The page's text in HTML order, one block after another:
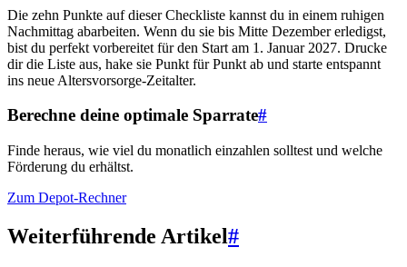
Die zehn Punkte auf dieser Checkliste kannst du in einem ruhigen
Nachmittag abarbeiten. Wenn du sie bis Mitte Dezember erledigst,
bist du perfekt vorbereitet für den Start am 1. Januar 2027. Drucke
dir die Liste aus, hake sie Punkt für Punkt ab und starte entspannt
ins neue Altersvorsorge-Zeitalter.
Berechne deine optimale Sparrate#
Finde heraus, wie viel du monatlich einzahlen solltest und welche
Förderung du erhältst.
Zum Depot-Rechner
Weiterführende Artikel#